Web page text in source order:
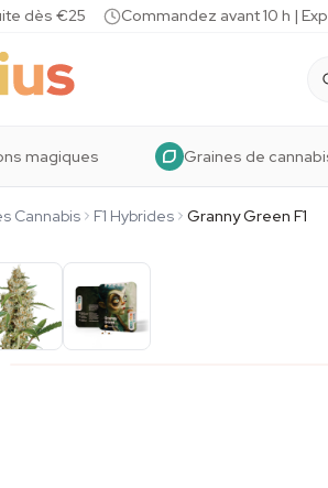
dès €25 Commandez avant 10 h |
magiques Graines de
Cannabis F1 Hybrides Granny Green F1